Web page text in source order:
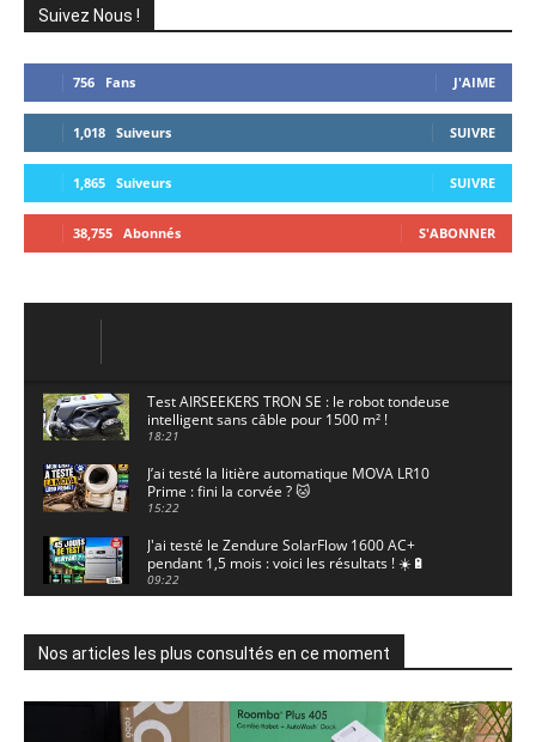
Suivez Nous !
756 Fans J'AIME
1,018 Suiveurs SUIVRE
1,865 Suiveurs SUIVRE
38,755 Abonnés S'ABONNER
Test AIRSEEKERS TRON SE : le robot tondeuse
intelligent sans câble pour 1500 m² !
18:21
J’ai testé la litière automatique MOVA LR10
Prime : fini la corvée ? 🐱
15:22
J'ai testé le Zendure SolarFlow 1600 AC+
pendant 1,5 mois : voici les résultats ! ☀️🔋
09:22
enregistre 24/7 grâce à l'AOV ! ☀️📹
11:30
Gouy-en-Artois. 18/07/2026
02:33
Nos articles les plus consultés en ce moment